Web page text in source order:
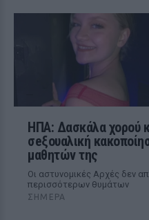
ΗΠΑ: Δασκάλα χορού
σeξουαλική
μαθητών της
Οι αστυνομικές Αρχές δεν
περισσότερων θυμάτων
ΣΉΜΕΡΑ